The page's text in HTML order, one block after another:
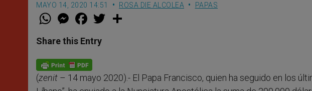
MAYO 14, 2020 14:51 ROSA DIE ALCOLEA PAPAS
W
t
s
p
p
M
e
s
e
g
e
r
F
a
e
b
o
k
w
Share this Entry
(zenit – 14 mayo 2020).- El Papa Francisco, quien ha seguido en los